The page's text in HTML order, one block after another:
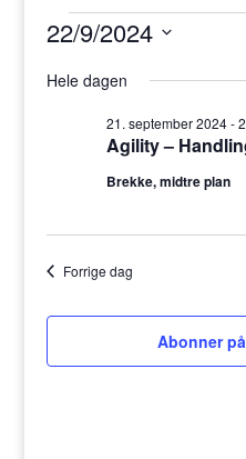
22.
september
2024
22/9/2024
dato.
Hele dagen
Agility –
21. september 2024-
Brekke, midtre plan
Forrige dag
Abonner